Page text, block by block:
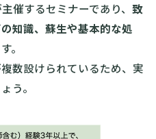
催するセミナーであり、 致
知識、蘇生や基本的な処
。
数設けられているため、実
う。